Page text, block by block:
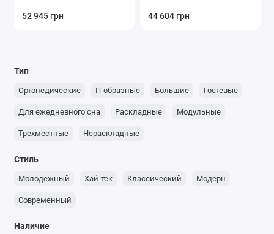
52 945 грн 44 604 грн
Тип
Ортопедические П-образные Большие Гостевые
Для ежедневного сна Раскладные Модульные
Трехместные Нераскладные
Стиль
Молодежный Хай-тек Классический Модерн
Современный
Наличие